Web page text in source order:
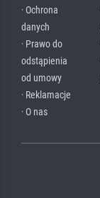
· Ochrona
danych
· Prawo do
odstąpienia
od umowy
· Reklamacje
· O nas